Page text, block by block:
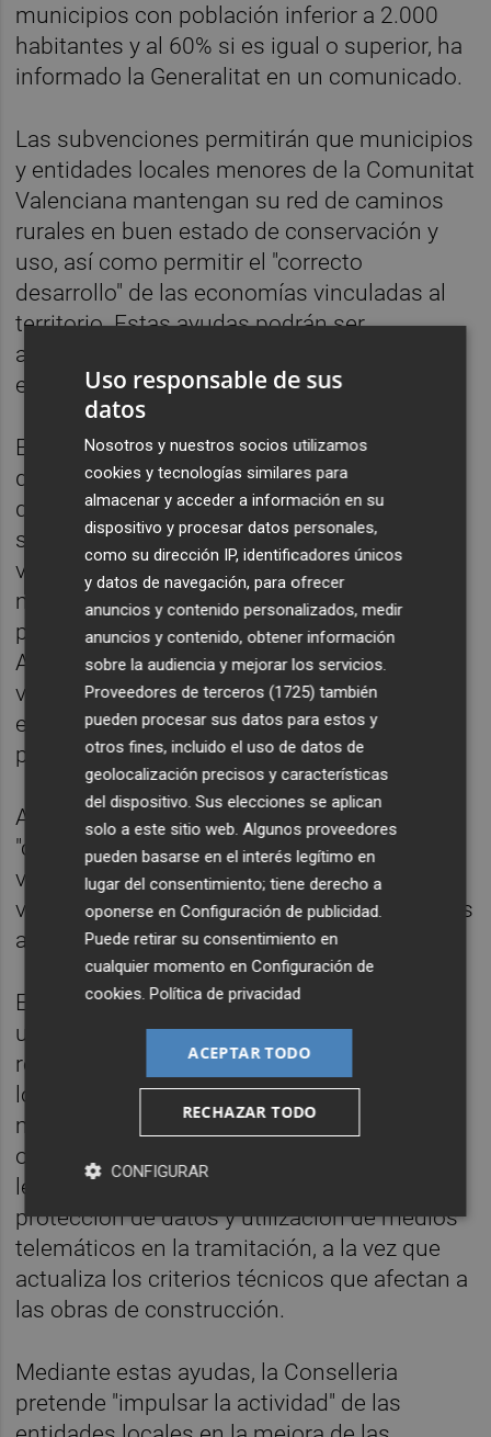
municipios con población inferior a 2.000
habitantes y al 60% si es igual o superior, ha
informado la Generalitat en un comunicado.
Las subvenciones permitirán que municipios
y entidades locales menores de la Comunitat
Valenciana mantengan su red de caminos
rurales en buen estado de conservación y
uso, así como permitir el "correcto
desarrollo" de las economías vinculadas al
territorio. Estas ayudas podrán ser
ampliadas en 3.470.000 euros adicionales
en 2025.
En este contexto, desde el departamento
que dirigeJosé Luis Aguirrehan resaltado
que la agricultura y la ganadería son
sectores "estratégicos para la sociedad
valenciana" por su "contribución como
modelos sostenibles de producción y
provisión de alimentos de elevada calidad".
Además, añaden, "contribuyen a la
vertebración del territorio, a la creación de
empleo y al desarrollo integral de la
población rural".
Además, este tipo de actuaciones
"contribuyen a mejorar las condiciones de
vida de la población rural, al aumento de las
ventas y favorecen el acceso a explotaciones
agrarias y ganaderas".
En diciembre de 2023, la Conselleria publicó
una nueva orden que actualizó las bases
reguladoras de las ayudas a entidades
locales para obras de acondicionamiento y
mejora de los caminos rurales. Esta nueva
orden de bases "se adapta a las exigencias
legales" en materias como transparencia,
protección de datos y utilización de medios
telemáticos en la tramitación, a la vez que
actualiza los criterios técnicos que afectan a
las obras de construcción.
Mediante estas ayudas, la Conselleria
pretende "impulsar la actividad" de las
Uso responsable de sus
datos
Nosotros y nuestros socios utilizamos
cookies y tecnologías similares para
almacenar y acceder a información en su
dispositivo y procesar datos personales,
como su dirección IP, identificadores únicos
y datos de navegación, para ofrecer
anuncios y contenido personalizados, medir
anuncios y contenido, obtener información
sobre la audiencia y mejorar los servicios.
Proveedores de terceros (1725) también
pueden procesar sus datos para estos y
otros fines, incluido el uso de datos de
geolocalización precisos y características
del dispositivo. Sus elecciones se aplican
solo a este sitio web. Algunos proveedores
pueden basarse en el interés legítimo en
lugar del consentimiento; tiene derecho a
oponerse enConfiguración de publicidad
Puede retirar su consentimiento en
cualquier momento enConfiguración de
cookies .Política de privacidad
ACEPTAR TODO
RECHAZAR TODO
CONFIGURAR